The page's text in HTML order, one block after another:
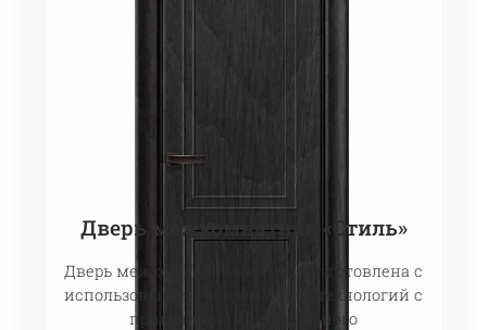
Дверь межкомнатная «Стиль»
Дверь межкомнатная «Стиль» изготовлена с
использованием современных технологий с
применением натурального